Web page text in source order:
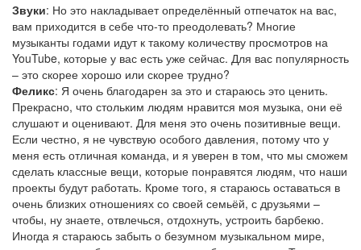
Звуки: Но это накладывает определённый отпечаток на вас,
вам приходится в себе что-то преодолевать? Многие
музыканты годами идут к такому количеству просмотров на
YouTube, которые у вас есть уже сейчас. Для вас популярность
– это скорее хорошо или скорее трудно?
Феликс: Я очень благодарен за это и стараюсь это ценить.
Прекрасно, что стольким людям нравится моя музыка, они её
слушают и оценивают. Для меня это очень позитивные вещи.
Если честно, я не чувствую особого давления, потому что у
меня есть отличная команда, и я уверен в том, что мы сможем
сделать классные вещи, которые понравятся людям, что наши
проекты будут работать. Кроме того, я стараюсь оставаться в
очень близких отношениях со своей семьёй, с друзьями –
чтобы, ну знаете, отвлечься, отдохнуть, устроить барбекю.
Иногда я стараюсь забыть о безумном музыкальном мире,